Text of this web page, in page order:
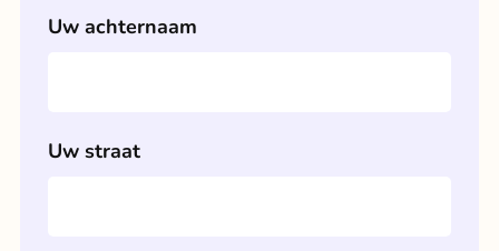
Uw achternaam
Uw straat